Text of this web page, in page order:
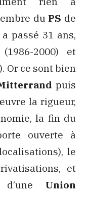
du PS de
passé 31 ans,
2000) et
Or ce sont bien
puis
la rigueur,
la fin du
ouverte à
le
et
Union